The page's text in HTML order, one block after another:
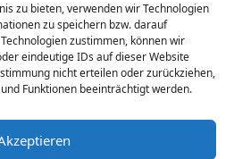
zu bieten, verwenden wir Technologien
zu speichern bzw. darauf
zustimmen, können wir
eindeutige IDs auf dieser Website
nicht erteilen oder zurückziehen,
Funktionen beeinträchtigt werden.